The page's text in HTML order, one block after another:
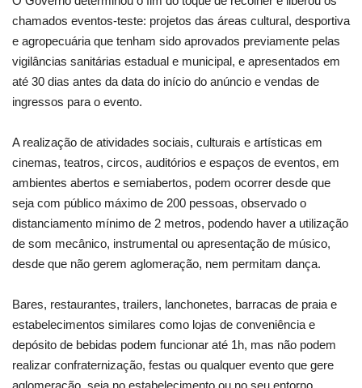
chamados eventos-teste: projetos das áreas cultural, desportiva
e agropecuária que tenham sido aprovados previamente pelas
vigilâncias sanitárias estadual e municipal, e apresentados em
até 30 dias antes da data do início do anúncio e vendas de
ingressos para o evento.
A realização de atividades sociais, culturais e artísticas em
cinemas, teatros, circos, auditórios e espaços de eventos, em
ambientes abertos e semiabertos, podem ocorrer desde que
seja com público máximo de 200 pessoas, observado o
distanciamento mínimo de 2 metros, podendo haver a utilização
de som mecânico, instrumental ou apresentação de músico,
desde que não gerem aglomeração, nem permitam dança.
Bares, restaurantes, trailers, lanchonetes, barracas de praia e
estabelecimentos similares como lojas de conveniência e
depósito de bebidas podem funcionar até 1h, mas não podem
realizar confraternização, festas ou qualquer evento que gere